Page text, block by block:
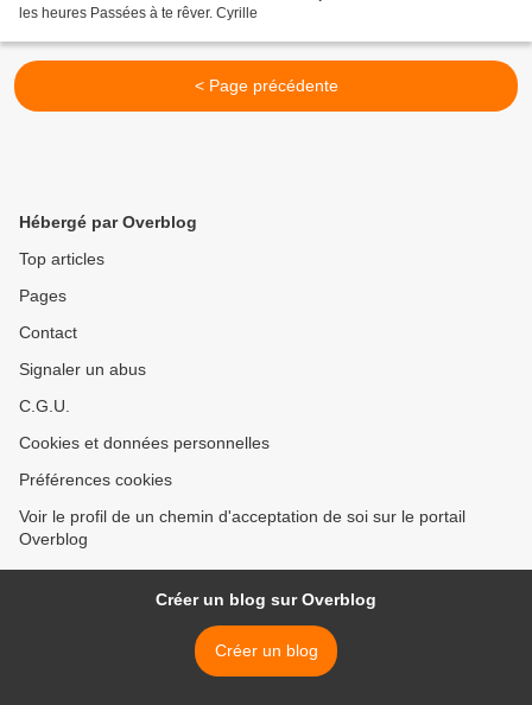
les heures Passées à te rêver. Cyrille
< Page précédente
Hébergé par Overblog
Top articles
Pages
Contact
Signaler un abus
C.G.U.
Cookies et données personnelles
Préférences cookies
Voir le profil de un chemin d'acceptation de soi sur le portail
Overblog
Créer un blog sur Overblog
Créer un blog